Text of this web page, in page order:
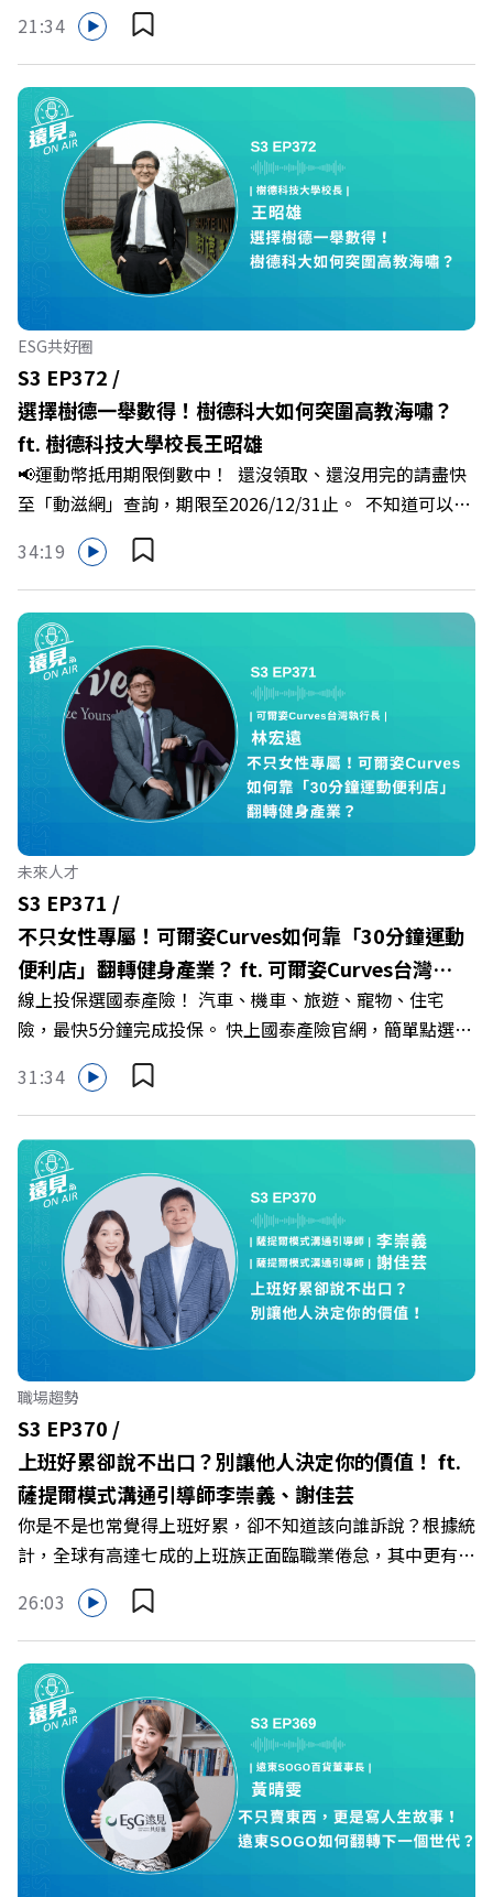
的社群：LINE：https://reurl.cc/A4ELQpIG：
https://bit.ly/3AjBWNVYT：https://bit.ly/38jNi9k
哪裡使用嗎？ 上「動滋網」【合作店家】專區，全台五千
多家合作業者任你選，馬上來找適用地點！ ➡️
https://fstry.pse.is/9epct2 —— 以上為 FMTaiwan 與
Firstory Podcast 廣告 —— 你常在職場中感到焦慮、害怕
犯錯，甚至覺得自己正遭受不友善的對待或霸凌嗎？當工作
中的人際摩擦、怕輸怕失敗的緊繃感成為日常，我們不能只
是委屈討好或一味逃避，更需要學會看透人際互動底層的
「職場冰山」。 本集《遠見 ON AIR》邀請到薩提爾模式溝
通引導師、天下文化新書《透視職場冰山》作者李崇義與謝
佳芸老師，帶你透過「冰山理論」拆解職場上的對立與衝
突，學會用「好奇」代替「批判」。即使在變動快速的AI時
代，也能幫自己打造不被成敗輕易定義的強韌自我。 🔺 職
場衝突與霸凌從何而來？🔺 如何用「冰山對話」看穿主管
焦慮，將對立化為合作？🔺 怎麼做到「好奇少一點、批判
少一點」？🔺 面對AI時代的職涯焦慮，如何把自我價值打
分權拿回手裡？ +++++📓《透視職場冰山》新書介紹
>>>https://bookzone.cwgv.com.tw/book/BWL108🎂歡
慶遠見40歲生日！手速搶下破天荒的獨家優惠
>>>https://gvmkt.pse.is/9e5pbz✨關注《遠見》更多的社
群：LINE：https://reurl.cc/A4ELQpIG：
Powered by Firstory Hosting
21:34
ESG共好圈
S3 EP372 /
選擇樹德一舉數得！樹德科大如何突圍高教海嘯？
ft. 樹德科技大學校長王昭雄
📢運動幣抵用期限倒數中！ 還沒領取、還沒用完的請盡快
至「動滋網」查詢，期限至2026/12/31止。 不知道可以在
哪裡使用嗎？ 上「動滋網」【合作店家】專區，全台五千
多家合作業者任你選，馬上來找適用地點！ ➡️
https://fstry.pse.is/9epct2 —— 以上為 FMTaiwan 與
Firstory Podcast 廣告 —— 在少子化浪潮、私校面臨退場
海嘯的嚴峻考驗下，南台灣的技職學校該如何轉型突圍？
本集《遠見ON AIR》邀請到樹德科技大學校長王昭雄，帶
你解析樹德科大如何打造出兼顧學校永續發展與地方創生的
技職教育新典範！ 🔺如何從「傳統私校」轉型為「產學無
縫接軌者」？ 🔺AI如何深度賦能設計與人文學科學群？ 🔺
首創「菲律賓半導體專班」！驚豔科技界的國際精準育才
🔺一舉拿下4大USR專案！深耕地方的溫暖社會責任平台 主
持人／遠見雜誌副社長兼遠見智庫總編輯 李建興 與談人／
樹德科技大學校長 王昭雄 +++++ 🎂歡慶遠見40歲生日！手
速搶下破天荒的獨家優惠
>>>https://gvmkt.pse.is/9e5pbz ✨關注《遠見》更多的社
群： LINE：https://reurl.cc/A4ELQp IG：
https://bit.ly/3AjBWNV YT：https://bit.ly/38jNi9k
Powered by Firstory Hosting
34:19
未來人才
S3 EP371 /
不只女性專屬！可爾姿Curves如何靠「30分鐘運動
便利店」翻轉健身產業？ ft. 可爾姿Curves台灣執
行長林宏遠
線上投保選國泰產險！ 汽車、機車、旅遊、寵物、住宅
險，最快5分鐘完成投保。 快上國泰產險官網，簡單點選，
保障立即到位！ https://fstry.pse.is/9eddvv —— 以上為
Firstory Podcast 廣告 —— 在健康意識抬頭、健身產業百
家爭鳴的激烈浪潮下，傳統的健身房該如何轉型突圍？ 本
集《遠見ON AIR》邀請到可爾姿Curves台灣執行長林宏
遠，帶你解析可爾姿如何打造出兼顧健康生活與女力創業的
健身新契機！ 🔺如何從「傳統大型健身房」轉型為「社區
運動便利店」？ 🔺運動如何落實最貼心的「女性專屬、零
壓力」空間？ 🔺對抗肌少症、預防高齡化！驚豔醫學界的
「社會處方」 🔺超高加盟成功率！為無數女性圓夢的「女
力互助與微型創業平台」 主持人／遠見雜誌副社長兼遠見
智庫總編輯 李建興 與談人／可爾姿Curves台灣執行長 林宏
遠 +++++ 🫧清除腦袋的盲點，也順手理清生活的雜亂。 點
開看質感養成術>> https://gvmkt.pse.is/9al3px ✨關注
《遠見》更多的社群： LINE：https://reurl.cc/A4ELQp
IG：https://bit.ly/3AjBWNV YT：https://bit.ly/38jNi9k
Powered by Firstory Hosting
31:34
職場趨勢
S3 EP370 /
上班好累卻說不出口？別讓他人決定你的價值！ ft.
薩提爾模式溝通引導師李崇義、謝佳芸
你是不是也常覺得上班好累，卻不知道該向誰訴說？根據統
計，全球有高達七成的上班族正面臨職業倦怠，其中更有三
成默默承受著「沉默的倦怠」。當主管的期待、同儕的競爭
與承上啟下的壓力成為日常，身在職場的我們該如何停止無
止境的自我懷疑，在人際風暴中找回安頓內心的力量？ 本
集《遠見ON AIR》邀請新書《透視職場冰山》作者、薩提
爾模式溝通引導師李崇義與謝佳芸，教你如何看穿職場底層
的應對姿態，以及在緊湊的職場節奏中，修煉安頓心法！
🔺你的自我價值，難道只能由考績和主管來決定？ 🔺你或
你的同事，正在用哪種「不一致」的姿態應對壓力？ 🔺如
何在中高壓的「三明治主管」困境中全身而退？ 主持人／
遠見雜誌總編輯 林讓均 與談人／薩提爾模式溝通引導師、
作者 李崇義、謝佳芸 +++++ 🫧清除腦袋的盲點，也順手理
26:03